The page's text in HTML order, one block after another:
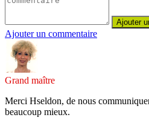
Ajouter un commentaire
Grand maître
Merci Hseldon, de nous
beaucoup mieux.